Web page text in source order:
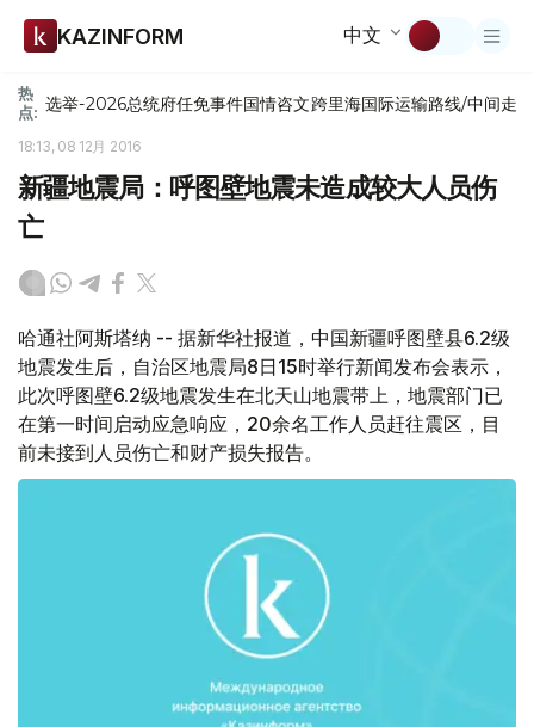
KAZINFORM 中文
热
点: 选举-2026总统府任免事件国情咨文跨里海国际运输路线/中间走廊
18:13, 08 12月 2016
新疆地震局：呼图壁地震未造成较大人员伤
亡
哈通社阿斯塔纳 -- 据新华社报道，中国新疆呼图壁县6.2级
地震发生后，自治区地震局8日15时举行新闻发布会表示，
此次呼图壁6.2级地震发生在北天山地震带上，地震部门已
在第一时间启动应急响应，20余名工作人员赶往震区，目
前未接到人员伤亡和财产损失报告。